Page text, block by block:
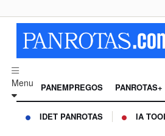
Menu PANEMPREGOS PANROTAS+
IDET PANROTAS IA